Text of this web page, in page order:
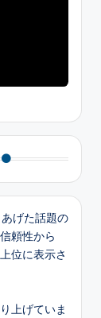
げた話題の
頼性から
位に表示さ
上げていま